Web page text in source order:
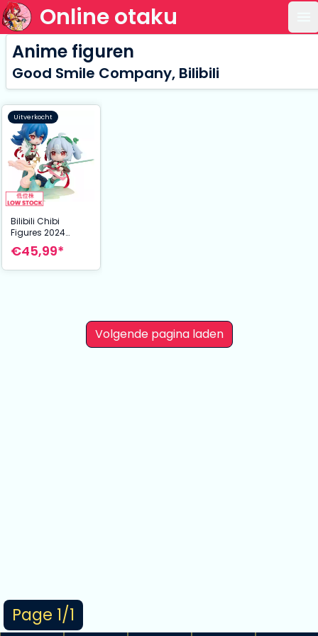
Online otaku
Page 1/1
Anime figuren
Good Smile Company, Bilibili
Uitverkocht
Bilibili Chibi
Figures 2024
Anniversary 2233:
Yun Chi Yue Chun
Ver. 12 cm
€45,99*
Volgende pagina laden